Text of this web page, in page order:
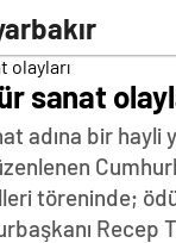
sanat
adına bir hayli
töreninde;
Recep